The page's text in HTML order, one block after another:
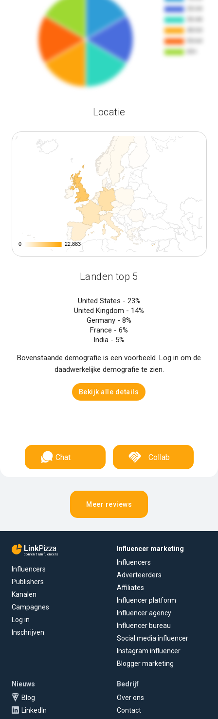
Locatie
0
0 22.883
22.883
Landen top 5
United States - 23%
United Kingdom - 14%
Germany - 8%
France - 6%
India - 5%
Bovenstaande demografie is een voorbeeld. Log in om de
daadwerkelijke demografie te zien.
Bekijk alle details
Chat Collab
Meer reviews
LinkPizza
content & influencers
Influencers
Publishers
Kanalen
Campagnes
Log in
Inschrijven
Influencer marketing
Influencers
Adverteerders
Affiliates
Influencer platform
Influencer agency
Influencer bureau
Social media influencer
Instagram influencer
Blogger marketing
Nieuws
Blog
LinkedIn
Bedrijf
Over ons
Contact